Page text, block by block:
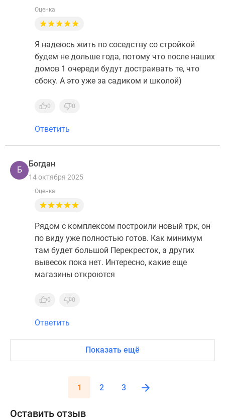
Оценка
Я надеюсь жить по соседству со стройкой
будем не дольше года, потому что после наших
домов 1 очереди будут достраивать те, что
сбоку. А это уже за садиком и школой)
0 0
Ответить
Б
Богдан
14 октября 2025
Оценка
Рядом с комплексом построили новый трк, он
по виду уже полностью готов. Как минимум
там будет большой Перекресток, а других
вывесок пока нет. Интересно, какие еще
магазины откроются
0 0
Ответить
Показать ещё
1 2 3
Оставить отзыв